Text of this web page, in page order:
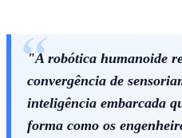
"A robótica humanoide
convergência de
inteligência embarcada
forma como os